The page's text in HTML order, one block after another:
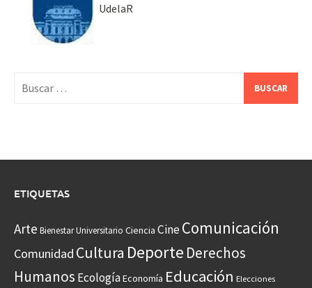
UdelaR
ETIQUETAS
Arte Bienestar Universitario Ciencia CineComunicación
Comunidad Cultura Deporte Derechos
Humanos EcologíaEconomía Educación Elecciones